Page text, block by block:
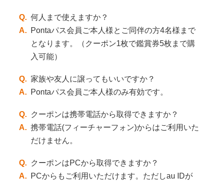
Q. 何人まで使えますか？
A. Pontaパス会員ご本人様とご同伴の方4名様まで
となります。（クーポン1枚で鑑賞券5枚まで購
入可能）
Q. 家族や友人に譲ってもいいですか？
A. Pontaパス会員ご本人様のみ有効です。
Q. クーポンは携帯電話から取得できますか？
A. 携帯電話(フィーチャーフォン)からはご利用いた
だけません。
Q. クーポンはPCから取得できますか？
A. PCからもご利用いただけます。ただしau IDが